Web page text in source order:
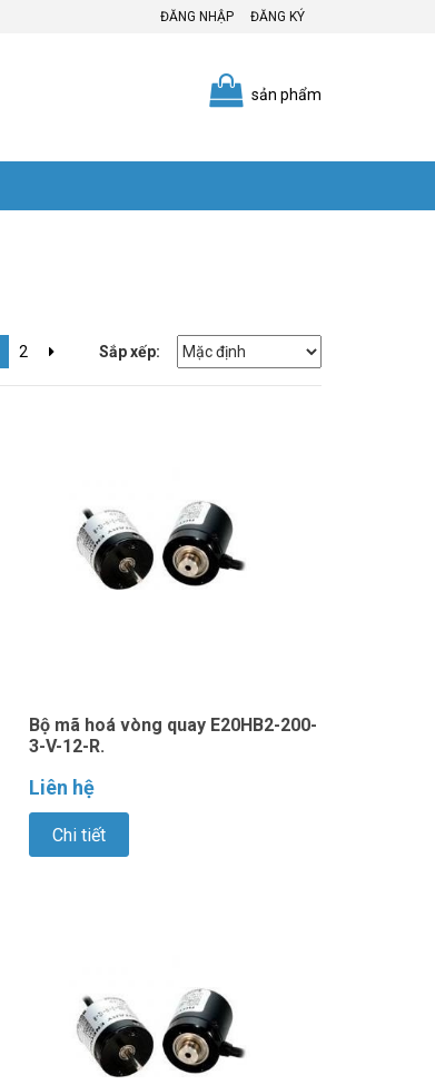
ĐĂNG NHẬP ĐĂNG KÝ
sản phẩm
Sắp xếp:
2
Bộ mã hoá vòng quay E20HB2-200-
3-V-12-R.
Liên hệ
Chi tiết